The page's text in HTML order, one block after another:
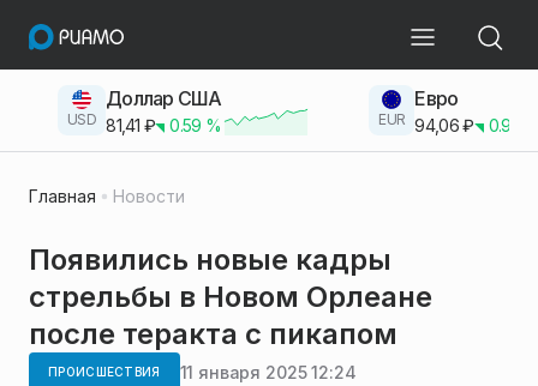
USD
Доллар США
81,41 ₽ 0.59 % EUR
Евро
94,06₽ 0.93
Главная Новости
Появились новые кадры
стрельбы в Новом Орлеане
после теракта с пикапом
ПРОИСШЕСТВИЯ 11 января 2025 12:24